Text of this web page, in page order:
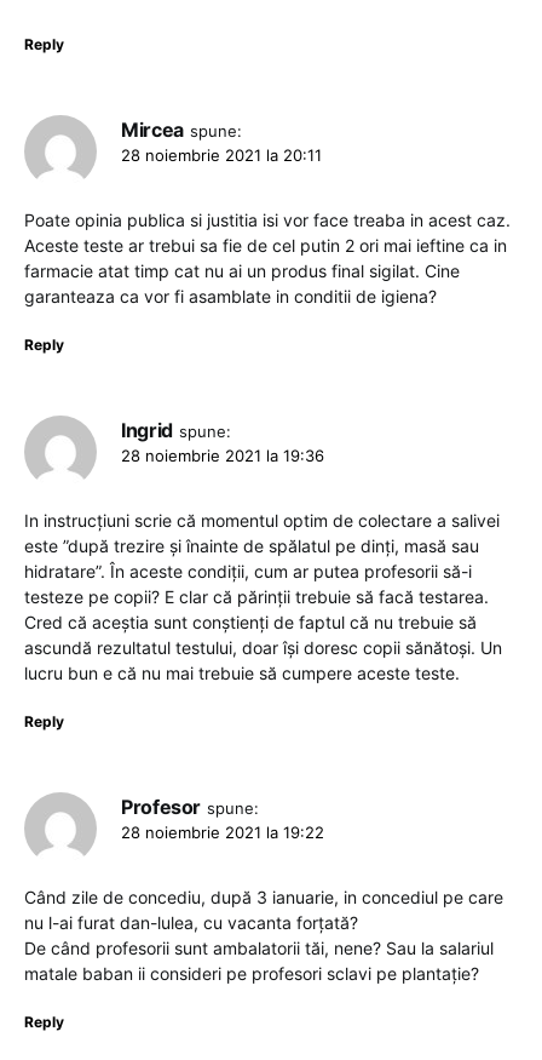
Reply
Mircea spune:
28 noiembrie 2021 la 20:11
Poate opinia publica si justitia isi vor face treaba in acest caz.
Aceste teste ar trebui sa fie de cel putin 2 ori mai ieftine ca in
farmacie atat timp cat nu ai un produs final sigilat. Cine
garanteaza ca vor fi asamblate in conditii de igiena?
Reply
Ingrid spune:
28 noiembrie 2021 la 19:36
In instrucțiuni scrie că momentul optim de colectare a salivei
este ”după trezire și înainte de spălatul pe dinți, masă sau
hidratare”. În aceste condiții, cum ar putea profesorii să-i
testeze pe copii? E clar că părinții trebuie să facă testarea.
Cred că aceștia sunt conștienți de faptul că nu trebuie să
ascundă rezultatul testului, doar își doresc copii sănătoși. Un
lucru bun e că nu mai trebuie să cumpere aceste teste.
Reply
Profesor spune:
28 noiembrie 2021 la 19:22
Când zile de concediu, după 3 ianuarie, in concediul pe care
nu l-ai furat dan-lulea, cu vacanta forțată?
De când profesorii sunt ambalatorii tăi, nene? Sau la salariul
matale baban ii consideri pe profesori sclavi pe plantație?
Reply